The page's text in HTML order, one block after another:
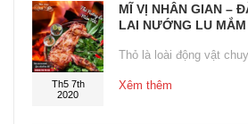
Th5 7th
2020
MĨ VỊ NHÂN GIAN –
LAI NƯỚNG LU MẮM
Thỏ là loài động vật
Xêm thêm